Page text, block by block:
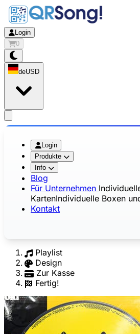
Login
0
deUSD
Login
Produkte
Info
Blog
Für Unternehmen
KartenIndividuelle Boxen
Kontakt
Playlist
Design
Zur Kasse
Fertig!